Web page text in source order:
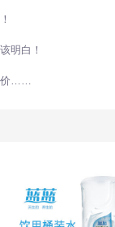
明白！
价……